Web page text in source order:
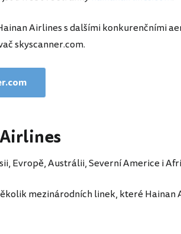
Airlines s dalšími konkurenčními
skyscanner.com.
Evropě, Austrálii, Severní Americe i
mezinárodních linek, které